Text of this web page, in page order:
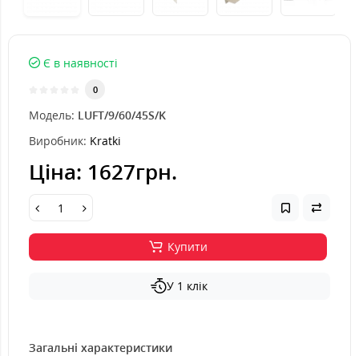
Є в наявності
0
Модель: LUFT/9/60/45S/K
Виробник: Kratki
Ціна: 1627грн.
Купити
У 1 клік
Загальні характеристики